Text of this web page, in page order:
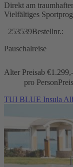
Direkt am
Vielfältiges
253539Bestellnr.:
Pauschalreise
Alter Preisab €1.299,-
pro Person
TUI BLUE Insula